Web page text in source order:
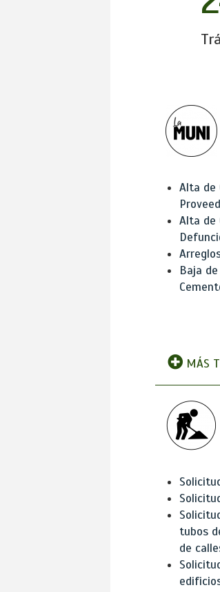
Alta de
Alta de
Baja
MÁS
tubos
de